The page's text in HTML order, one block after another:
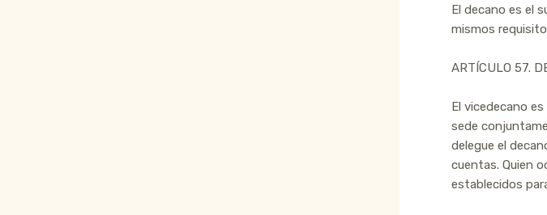
El decano es el
mismos
ARTÍCULO 57.
El vicedecano
sede
delegue el
cuentas. Quien
establecidos